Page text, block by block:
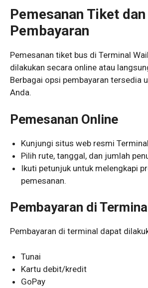
Pemesanan Tiket dan
Pembayaran
Pemesanan tiket bus di Terminal
dilakukan secara online atau
Berbagai opsi pembayaran tersedia
Anda.
Pemesanan Online
Kunjungi situs web resmi
Pilih rute, tanggal, dan jumlah
Ikuti petunjuk untuk melengkapi
pemesanan.
Pembayaran di
Pembayaran di terminal dapat
Tunai
Kartu debit/kredit
GoPay